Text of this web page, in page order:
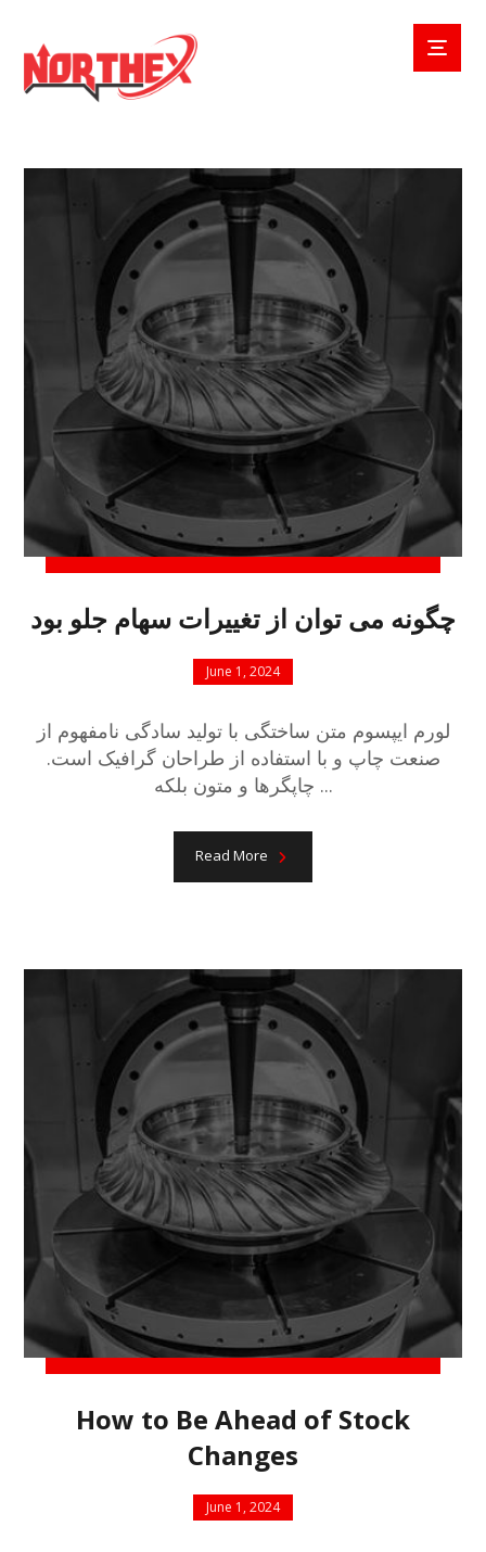
چگونه می توان از تغییرات سهام جلو بود
June 1, 2024
لورم ایپسوم متن ساختگی با تولید سادگی نامفهوم از
صنعت چاپ و با استفاده از طراحان گرافیک است.
چاپگرها و متون بلکه ...
Read More
How to Be Ahead of Stock
Changes
June 1, 2024